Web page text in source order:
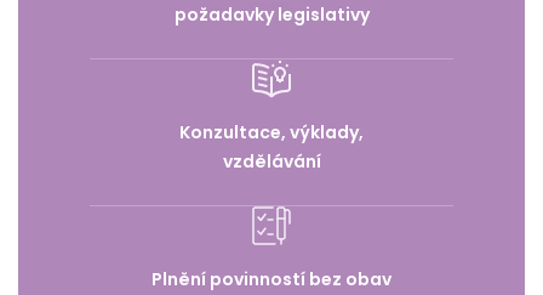
požadavky legislativy
Konzultace, výklady,
vzdělávání
Plnění povinností bez obav